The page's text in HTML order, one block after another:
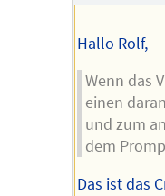
Hallo Rolf,
Wenn das
einen
und zum
dem
Das ist das